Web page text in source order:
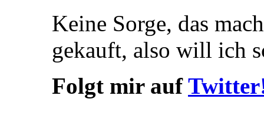
Keine Sorge, das
gekauft, also will ich
Folgt mir auf